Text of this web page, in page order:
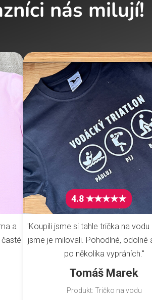
nás milují!
a
časté
4.8 ★★★★★
"Koupili jsme si tahle trička na vodu
jsme je milovali. Pohodlné, odolné
po několika vypráních."
Tomáš Marek
Produkt: Tričko na vodu